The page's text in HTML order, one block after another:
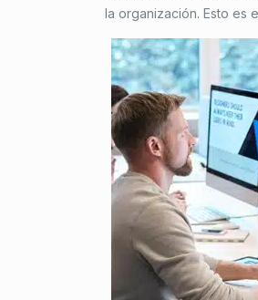
la organización. Esto es